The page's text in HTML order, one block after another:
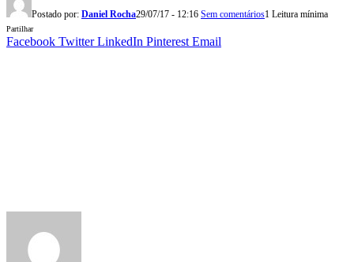
Postado por: Daniel Rocha29/07/17 - 12:16 Sem comentários1 Leitura mínima
Partilhar
Facebook Twitter LinkedIn Pinterest Email